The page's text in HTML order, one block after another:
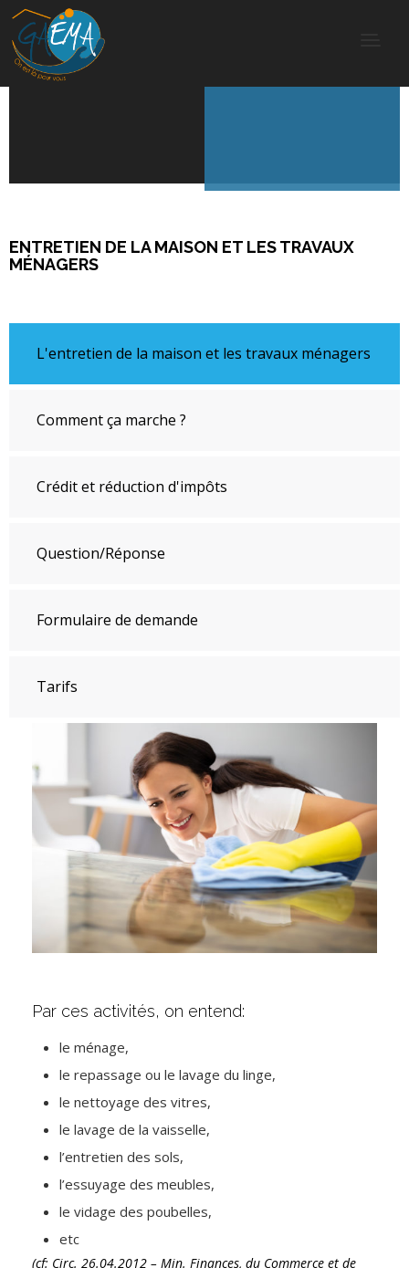
ENTRETIEN DE LA MAISON ET LES TRAVAUX
MÉNAGERS
L'entretien de la maison et les travaux ménagers
Comment ça marche ?
Crédit et réduction d'impôts
Question/Réponse
Formulaire de demande
Tarifs
Par ces activités, on entend:
le ménage,
le repassage ou le lavage du linge,
le nettoyage des vitres,
le lavage de la vaisselle,
l’entretien des sols,
l’essuyage des meubles,
le vidage des poubelles,
etc
(cf: Circ. 26.04.2012 – Min. Finances, du Commerce et de